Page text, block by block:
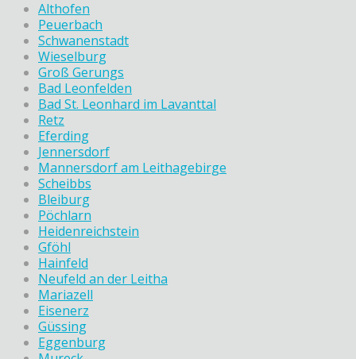
Althofen
Peuerbach
Schwanenstadt
Wieselburg
Groß Gerungs
Bad Leonfelden
Bad St. Leonhard im Lavanttal
Retz
Eferding
Jennersdorf
Mannersdorf am Leithagebirge
Scheibbs
Bleiburg
Pöchlarn
Heidenreichstein
Gföhl
Hainfeld
Neufeld an der Leitha
Mariazell
Eisenerz
Güssing
Eggenburg